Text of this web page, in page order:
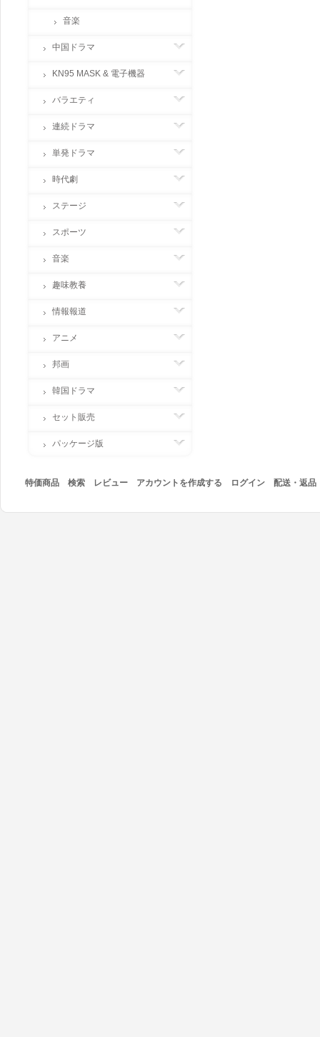
音楽
中国ドラマ
KN95 MASK & 電子機器
バラエティ
連続ドラマ
単発ドラマ
時代劇
ステージ
スポーツ
音楽
趣味教養
情報報道
アニメ
邦画
韓国ドラマ
セット販売
パッケージ版
特価商品 検索 レビュー アカウントを作成する ログイン 配送・返品